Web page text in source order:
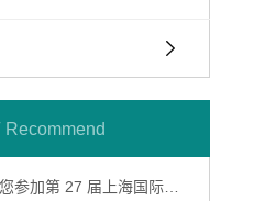
Recommend
加第 27 届上海国际环博会‌